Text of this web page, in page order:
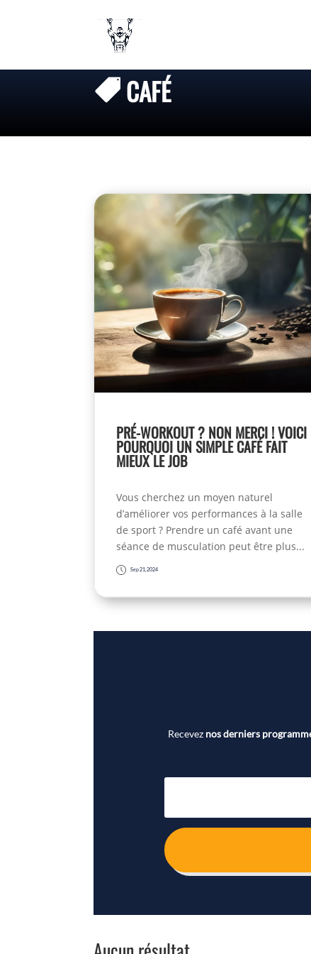
 CAFÉ
PRÉ-WORKOUT ? NON MERCI ! VOICI
POURQUOI UN SIMPLE CAFÉ FAIT
MIEUX LE JOB
Vous cherchez un moyen naturel
d’améliorer vos performances à la salle
de sport ? Prendre un café avant une
séance de musculation peut être plus...
Sep 21, 2024
Recevez nos derniers